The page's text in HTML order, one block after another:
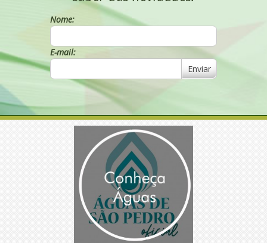
Nome:
E-mail:
Enviar